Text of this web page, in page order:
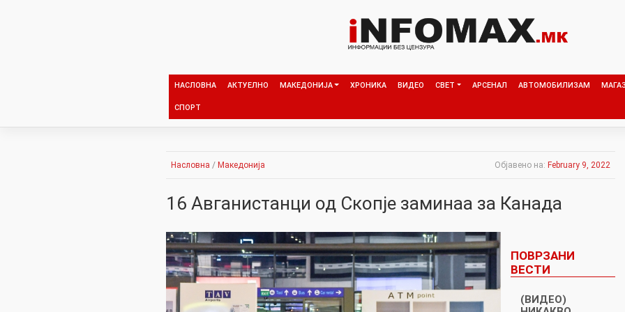
НАСЛОВНА АКТУЕЛНО МАКЕДОНИЈА ХРОНИКА ВИДЕО СВЕТ АРСЕНАЛ АВТОМОБИЛИЗАМ
СПОРТ
Насловна / Македонија Објавено на: February 9, 2022
16 Авганистанци од Скопје заминаа за Канадa
ПОВРЗАНИ
ВЕСТИ
(ВИДЕО)